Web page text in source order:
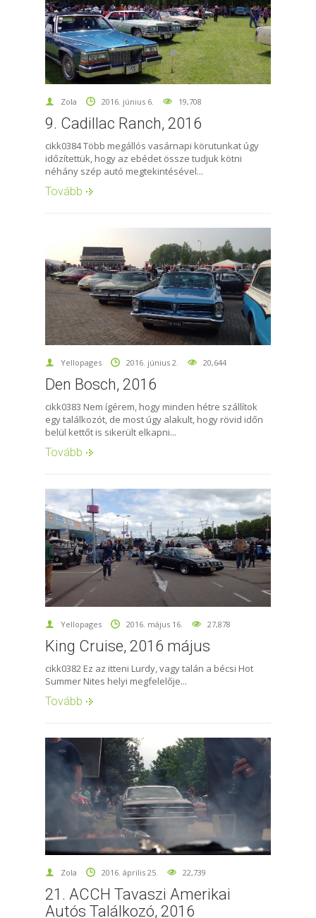
Zola 2016. június 6. 19,708
9. Cadillac Ranch, 2016
cikk0384 Több megállós vasárnapi körutunkat úgy
időzítettük, hogy az ebédet össze tudjuk kötni
néhány szép autó megtekintésével...
Tovább
Yellopages 2016. június 2. 20,644
Den Bosch, 2016
cikk0383 Nem ígérem, hogy minden hétre szállítok
egy találkozót, de most úgy alakult, hogy rövid időn
belül kettőt is sikerült elkapni...
Tovább
Yellopages 2016. május 16. 27,878
King Cruise, 2016 május
cikk0382 Ez az itteni Lurdy, vagy talán a bécsi Hot
Summer Nites helyi megfelelője...
Tovább
Zola 2016. április 25. 22,739
21. ACCH Tavaszi Amerikai
Autós Találkozó, 2016